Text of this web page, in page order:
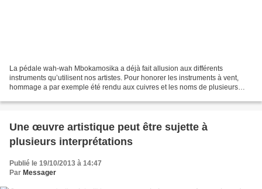
La pédale wah-wah Mbokamosika a déjà fait allusion aux différents
instruments qu’utilisent nos artistes. Pour honorer les instruments à vent,
hommage a par exemple été rendu aux cuivres et les noms de plusieurs
Une œuvre artistique peut être sujette à
plusieurs interprétations
Publié le 19/10/2013 à 14:47
Par Messager